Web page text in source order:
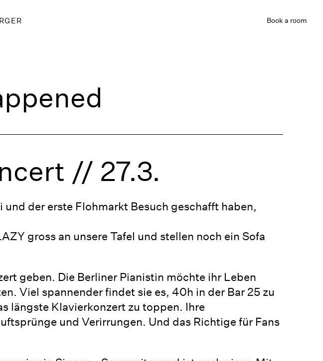
Booka room
// 27.3.
der erste Flohmarkt Besuch geschafft haben,
gross an unsere Tafel und stellen noch ein Sofa
geben. Die Berliner Pianistin möchte ihr Leben
Viel spannender findet sie es, 40h in der Bar 25 zu
längste Klavierkonzert zu toppen. Ihre
und Verirrungen. Und das Richtige für Fans